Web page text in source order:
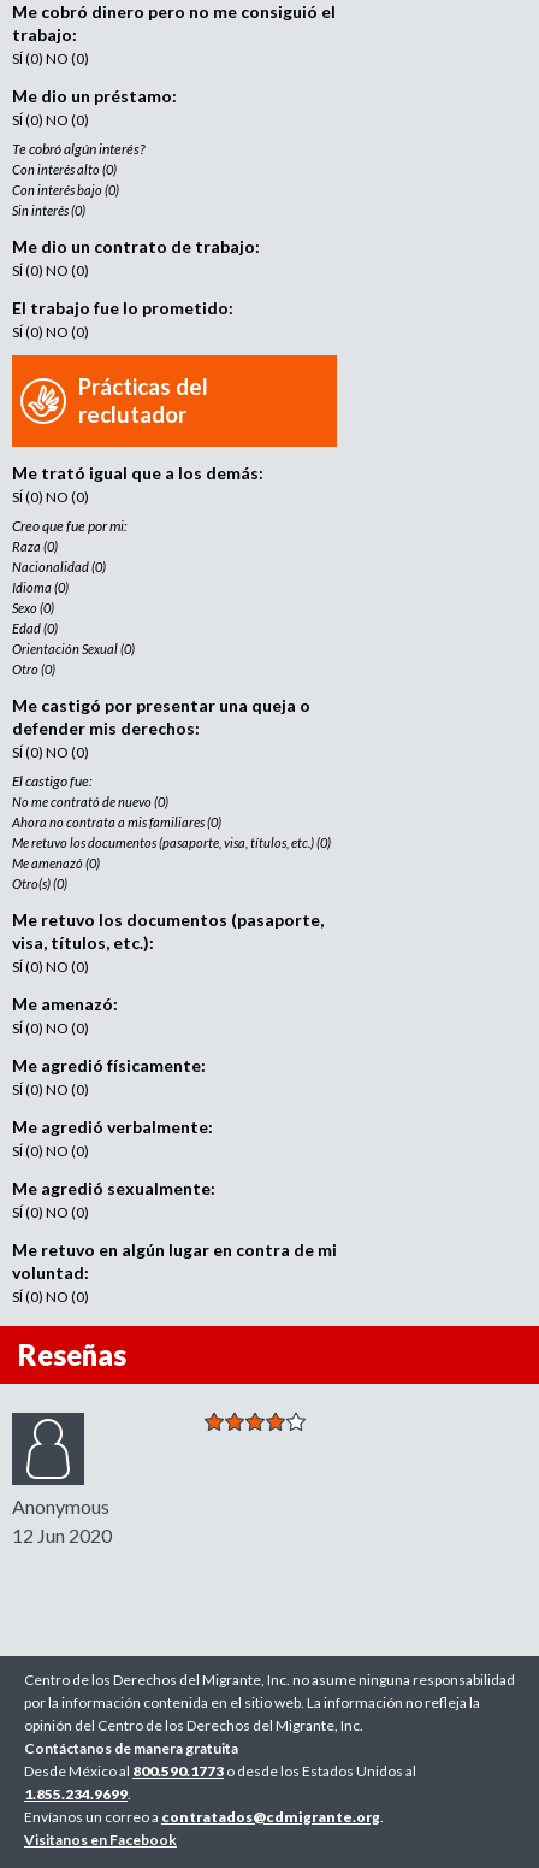
Me cobró dinero pero no me consiguió el
trabajo:
SÍ (0) NO (0)
Me dio un préstamo:
SÍ (0) NO (0)
Te cobró algún interés?
Con interés alto (0)
Con interés bajo (0)
Sin interés (0)
Me dio un contrato de trabajo:
SÍ (0) NO (0)
El trabajo fue lo prometido:
SÍ (0) NO (0)
Prácticas del
reclutador
Me trató igual que a los demás:
SÍ (0) NO (0)
Creo que fue por mi:
Raza (0)
Nacionalidad (0)
Idioma (0)
Sexo (0)
Edad (0)
Orientación Sexual (0)
Otro (0)
Me castigó por presentar una queja o
defender mis derechos:
SÍ (0) NO (0)
El castigo fue:
No me contrató de nuevo (0)
Ahora no contrata a mis familiares (0)
Me retuvo los documentos (pasaporte, visa, títulos, etc.) (0)
Me amenazó (0)
Otro(s) (0)
Me retuvo los documentos (pasaporte,
visa, títulos, etc.):
SÍ (0) NO (0)
Me amenazó:
SÍ (0) NO (0)
Me agredió físicamente:
SÍ (0) NO (0)
Me agredió verbalmente:
SÍ (0) NO (0)
Me agredió sexualmente:
SÍ (0) NO (0)
Me retuvo en algún lugar en contra de mi
voluntad:
SÍ (0) NO (0)
Reseñas
Anonymous
12 Jun 2020
Centro de los Derechos del Migrante, Inc. no asume ninguna responsabilidad
por la información contenida en el sitio web. La información no refleja la
opinión del Centro de los Derechos del Migrante, Inc.
Contáctanos de manera gratuita
Desde México al 800.590.1773 o desde los Estados Unidos al
1.855.234.9699.
Envíanos un correo a contratados@cdmigrante.org.
Visitanos en Facebook